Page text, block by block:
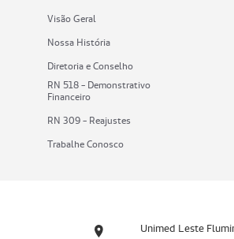
Visão Geral
Nossa História
Diretoria e Conselho
RN 518 - Demonstrativo
Financeiro
RN 309 - Reajustes
Trabalhe Conosco
Unimed Leste